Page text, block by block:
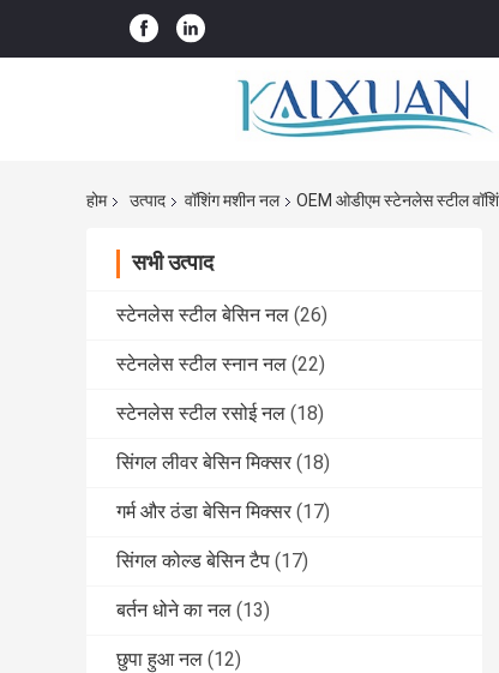
होम उत्पाद वॉशिंग मशीन नल OEM ओडीएम स्टेनलेस स्टील
सभी उत्पाद
स्टेनलेस स्टील बेसिन नल (26)
स्टेनलेस स्टील स्नान नल (22)
स्टेनलेस स्टील रसोई नल (18)
सिंगल लीवर बेसिन मिक्सर (18)
गर्म और ठंडा बेसिन मिक्सर (17)
सिंगल कोल्ड बेसिन टैप (17)
बर्तन धोने का नल (13)
छुपा हुआ नल (12)